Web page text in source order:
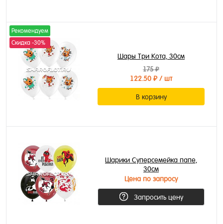
Рекомендуем
Скидка -30%
Шары Три Кота, 30см
175 ₽
122.50 ₽/ шт
В корзину
Шарики Суперсемейка папе,
30см
Цена по запросу
Запросить цену